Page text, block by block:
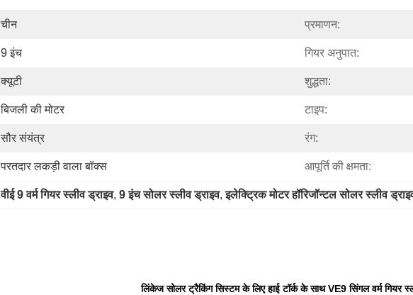
चीन प्रमाणन:
9 इंच गियर अनुपात:
क्यूटी शुद्धता:
बिजली की मोटर टाइप:
सौर संयंत्र रंग:
परतदार लकड़ी वाला बॉक्स आपूर्ति की क्षमता:
वीई 9 वर्म गियर स्लीव ड्राइव, 9 इंच सोलर स्लीव ड्राइव, इलेक्ट्रिक मोटर हॉरिजॉन्टल सोलर स्लीव
लिंकेज सोलर ट्रैकिंग सिस्टम के लिए हाई टॉर्क के साथ VE9 सिंगल वर्म गियर